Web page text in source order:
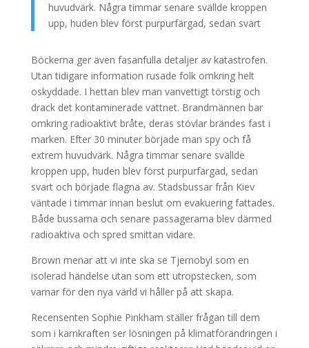
huvudvärk. Några timmar senare svällde kroppen
upp, huden blev först purpurfärgad, sedan svart
Böckerna ger även fasanfulla detaljer av katastrofen.
Utan tidigare information rusade folk omkring helt
oskyddade. I hettan blev man vanvettigt törstig och
drack det kontaminerade vattnet. Brandmännen bar
omkring radioaktivt bråte, deras stövlar brändes fast i
marken. Efter 30 minuter började man spy och få
extrem huvudvärk. Några timmar senare svällde
kroppen upp, huden blev först purpurfärgad, sedan
svart och började flagna av. Stadsbussar från Kiev
väntade i timmar innan beslut om evakuering fattades.
Både bussarna och senare passagerarna blev därmed
radioaktiva och spred smittan vidare.
Brown menar att vi inte ska se Tjernobyl som en
isolerad händelse utan som ett utropstecken, som
varnar för den nya värld vi håller på att skapa.
Recensenten Sophie Pinkham ställer frågan till dem
som i kärnkraften ser lösningen på klimatförändringen i